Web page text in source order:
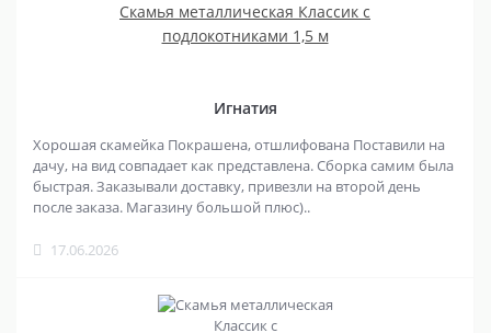
Скамья металлическая Классик с
подлокотниками 1,5 м
Игнатия
Хорошая скамейка Покрашена, отшлифована Поставили на
дачу, на вид совпадает как представлена. Сборка самим была
быстрая. Заказывали доставку, привезли на второй день
после заказа. Магазину большой плюс)..
17.06.2026